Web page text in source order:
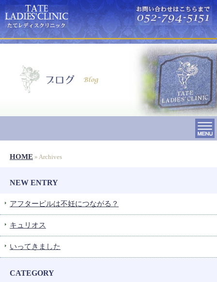
HOME » Archives
NEW ENTRY
アフターピルは不妊につながる？
キュリオス
いってきました
CATEGORY